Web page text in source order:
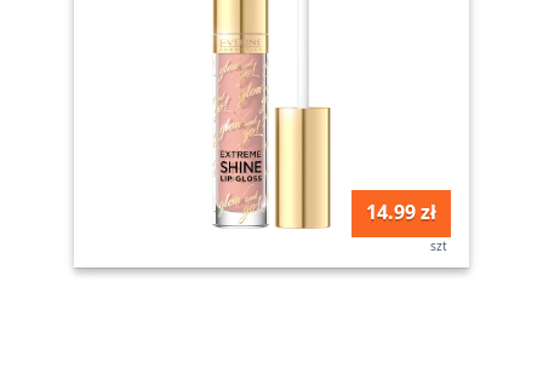
14.99 zł
szt